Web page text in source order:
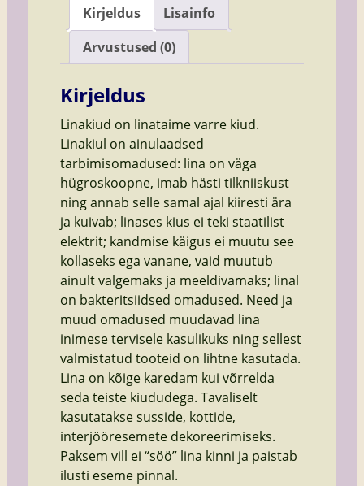
Kirjeldus
Lisainfo
Arvustused (0)
Kirjeldus
Linakiud on linataime varre kiud.
Linakiul on ainulaadsed
tarbimisomadused: lina on väga
hügroskoopne, imab hästi tilkniiskust
ning annab selle samal ajal kiiresti ära
ja kuivab; linases kius ei teki staatilist
elektrit; kandmise käigus ei muutu see
kollaseks ega vanane, vaid muutub
ainult valgemaks ja meeldivamaks; linal
on bakteritsiidsed omadused. Need ja
muud omadused muudavad lina
inimese tervisele kasulikuks ning sellest
valmistatud tooteid on lihtne kasutada.
Lina on kõige karedam kui võrrelda
seda teiste kiududega. Tavaliselt
kasutatakse susside, kottide,
interjööresemete dekoreerimiseks.
Paksem vill ei “söö” lina kinni ja paistab
ilusti eseme pinnal.